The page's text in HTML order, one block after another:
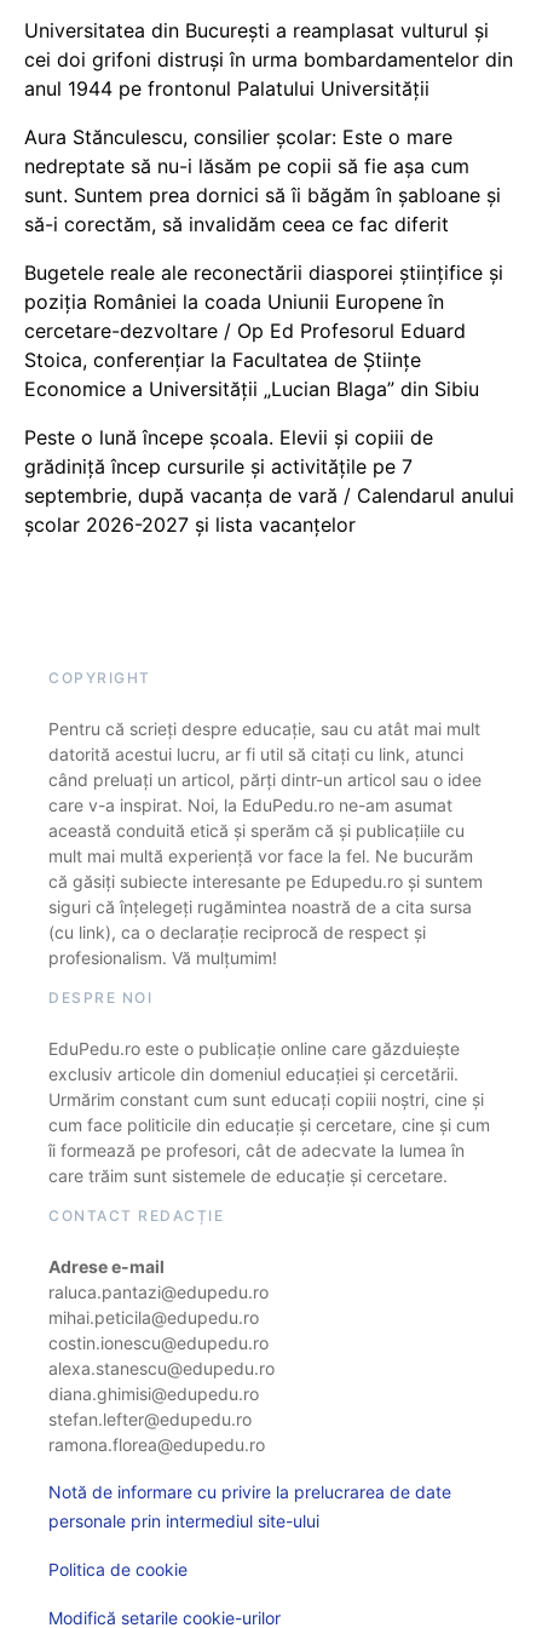
Universitatea din București a reamplasat vulturul și
cei doi grifoni distruși în urma bombardamentelor din
anul 1944 pe frontonul Palatului Universității
Aura Stănculescu, consilier școlar: Este o mare
nedreptate să nu-i lăsăm pe copii să fie așa cum
sunt. Suntem prea dornici să îi băgăm în șabloane și
să-i corectăm, să invalidăm ceea ce fac diferit
Bugetele reale ale reconectării diasporei științifice și
poziția României la coada Uniunii Europene în
cercetare-dezvoltare / Op Ed Profesorul Eduard
Stoica, conferențiar la Facultatea de Științe
Economice a Universității „Lucian Blaga” din Sibiu
Peste o lună începe școala. Elevii și copiii de
grădiniță încep cursurile și activitățile pe 7
septembrie, după vacanța de vară / Calendarul anului
școlar 2026-2027 și lista vacanțelor
COPYRIGHT
Pentru că scrieți despre educație, sau cu atât mai mult
datorită acestui lucru, ar fi util să citați cu link, atunci
când preluați un articol, părți dintr-un articol sau o idee
care v-a inspirat. Noi, la EduPedu.ro ne-am asumat
această conduită etică și sperăm că și publicațiile cu
mult mai multă experiență vor face la fel. Ne bucurăm
că găsiți subiecte interesante pe Edupedu.ro și suntem
siguri că înțelegeți rugămintea noastră de a cita sursa
(cu link), ca o declarație reciprocă de respect și
profesionalism. Vă mulțumim!
DESPRE NOI
EduPedu.ro este o publicație online care găzduiește
exclusiv articole din domeniul educației și cercetării.
Urmărim constant cum sunt educați copiii noștri, cine și
cum face politicile din educație și cercetare, cine și cum
îi formează pe profesori, cât de adecvate la lumea în
care trăim sunt sistemele de educație și cercetare.
CONTACT REDACȚIE
Adrese e-mail
raluca.pantazi@edupedu.ro
mihai.peticila@edupedu.ro
costin.ionescu@edupedu.ro
alexa.stanescu@edupedu.ro
diana.ghimisi@edupedu.ro
stefan.lefter@edupedu.ro
ramona.florea@edupedu.ro
Notă de informare cu privire la prelucrarea de date
personale prin intermediul site-ului
Politica de cookie
Modifică setarile cookie-urilor